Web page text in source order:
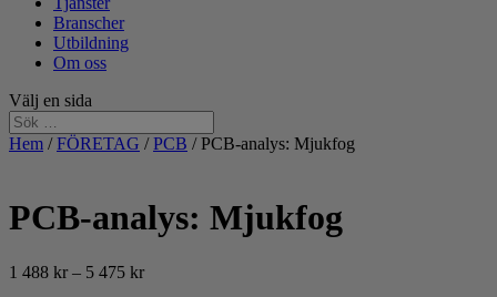
Branscher
Utbildning
Om oss
Välj en sida
Hem /FÖRETAG /PCB / PCB-analys: Mjukfog
PCB-analys: Mjukfog
1 488 kr – 5 475 krPrisintervall: